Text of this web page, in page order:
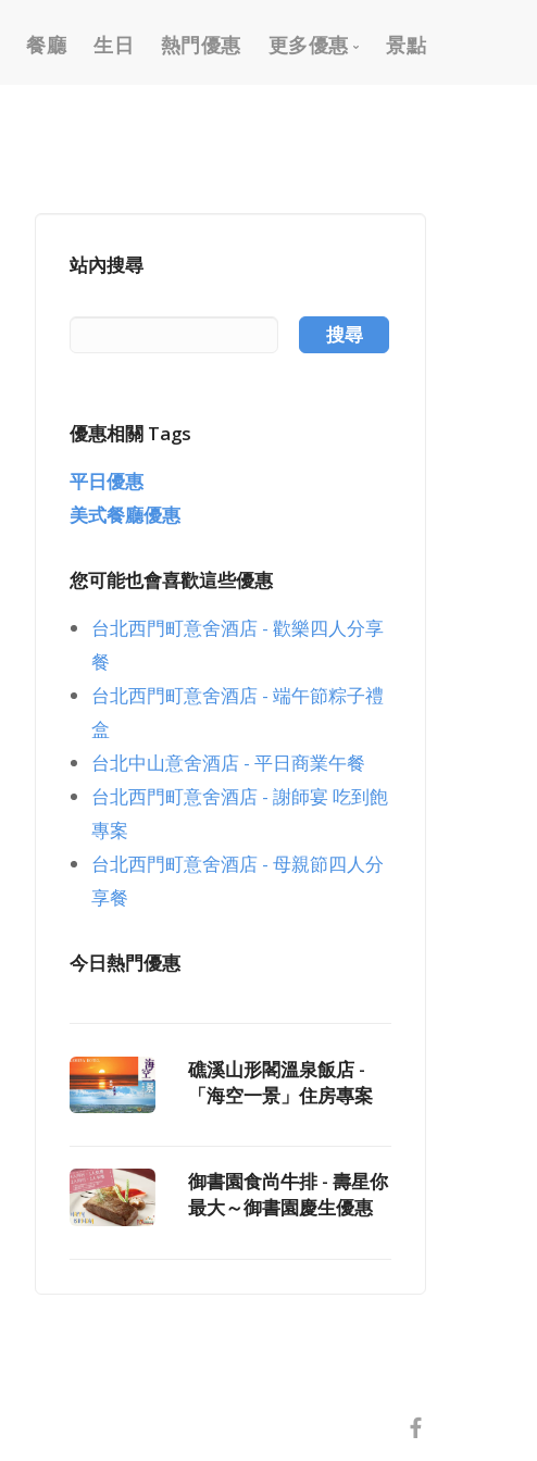
餐廳 生日 熱門優惠 更多優惠
按摩/推拿優惠
景點
站內搜尋
搜尋
優惠相關 Tags
平日優惠
美式餐廳優惠
您可能也會喜歡這些優惠
台北西門町意舍酒店 - 歡樂四人分享
餐
台北西門町意舍酒店 - 端午節粽子禮
盒
台北中山意舍酒店 - 平日商業午餐
台北西門町意舍酒店 - 謝師宴 吃到飽
專案
台北西門町意舍酒店 - 母親節四人分
享餐
今日熱門優惠
礁溪山形閣溫泉飯店 -
「海空一景」住房專案
御書園食尚牛排 - 壽星你
最大～御書園慶生優惠